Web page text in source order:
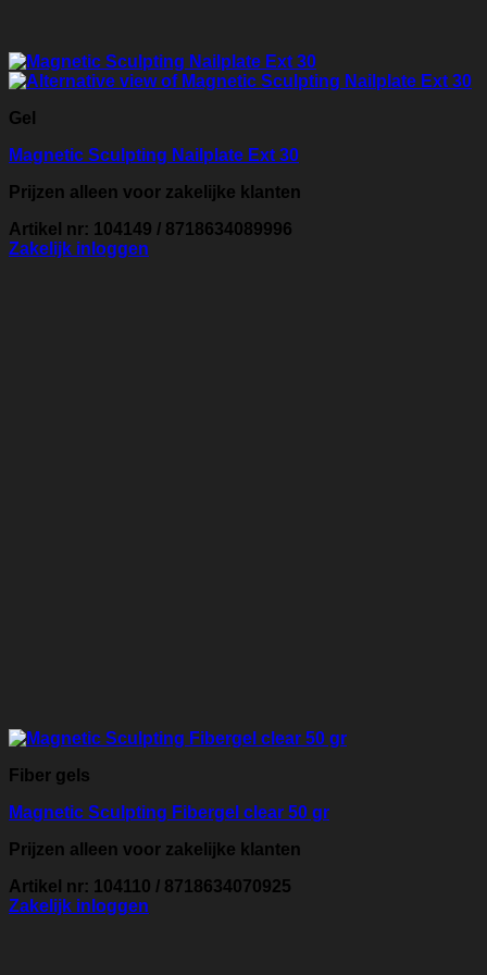
Gel
Magnetic Sculpting Nailplate Ext 30
Prijzen alleen voor zakelijke klanten
Artikel nr: 104149 / 8718634089996
Zakelijk inloggen
Fiber gels
Magnetic Sculpting Fibergel clear 50 gr
Prijzen alleen voor zakelijke klanten
Artikel nr: 104110 / 8718634070925
Zakelijk inloggen